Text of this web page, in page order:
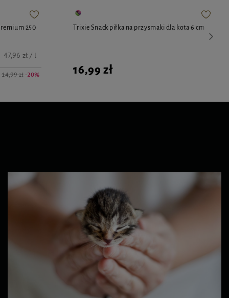
250
14,99 zł -20%
47,96 zł / l
Trixie Snack piłka na przysmaki dla kota 6 cm
16,99 zł